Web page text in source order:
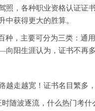
照，各种职业资格认证
中获得更大的胜算。
，主要可分为三类：通
阳生涯认为，证书不再多
走越宽！证书名目繁多，
波逐流，什么热门考什